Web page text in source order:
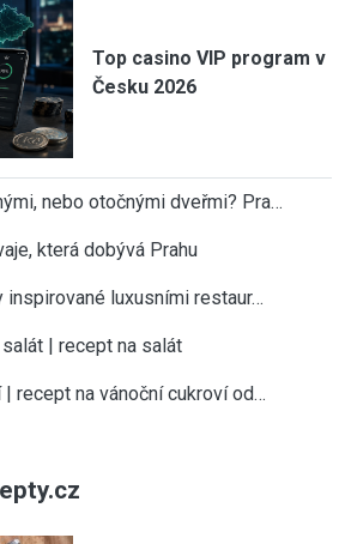
Top casino VIP program v
Česku 2026
nebo otočnými dveřmi? Pra…
která dobývá Prahu
luxusními restaur…
| recept na salát
recept na vánoční cukroví od…